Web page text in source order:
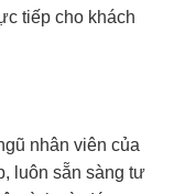
tiếp cho khách
nhân viên của
luôn sẵn sàng tư